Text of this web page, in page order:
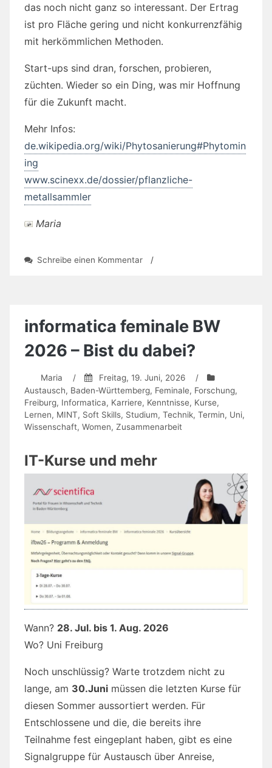
das noch nicht ganz so interessant. Der Ertrag
ist pro Fläche gering und nicht konkurrenzfähig
mit herkömmlichen Methoden.
Start-ups sind dran, forschen, probieren,
züchten. Wieder so ein Ding, was mir Hoffnung
für die Zukunft macht.
Mehr Infos:
de.wikipedia.org/wiki/Phytosanierung#Phytomin
ing
www.scinexx.de/dossier/pflanzliche-
metallsammler
Maria
Schreibe einen Kommentarzu /
informatica feminale BW
2026 – Bist du dabei?
Maria / Freitag, 19. Juni, 2026
/
Austausch, Baden-Württemberg, Feminale, Forschung,
Freiburg, Informatica, Karriere, Kenntnisse, Kurse,
Lernen, MINT, Soft Skills, Studium, Technik, Termin, Uni,
Wissenschaft, Women, Zusammenarbeit
IT-Kurse und mehr
Wann? 28. Jul. bis 1. Aug. 2026
Wo? Uni Freiburg
Noch unschlüssig? Warte trotzdem nicht zu
lange, am 30.Juni müssen die letzten Kurse für
diesen Sommer aussortiert werden. Für
Entschlossene und die, die bereits ihre
Teilnahme fest eingeplant haben, gibt es eine
Signalgruppe für Austausch über Anreise,